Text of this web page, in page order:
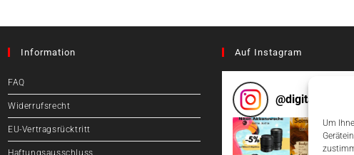
Um
Information
FAQ
Widerrufsrecht
EU-Vertragsrücktritt
Auf Instagram
@